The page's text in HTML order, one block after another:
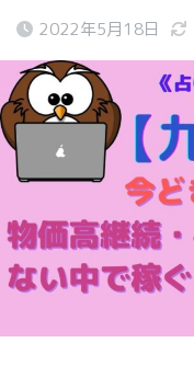
2022年5月18日